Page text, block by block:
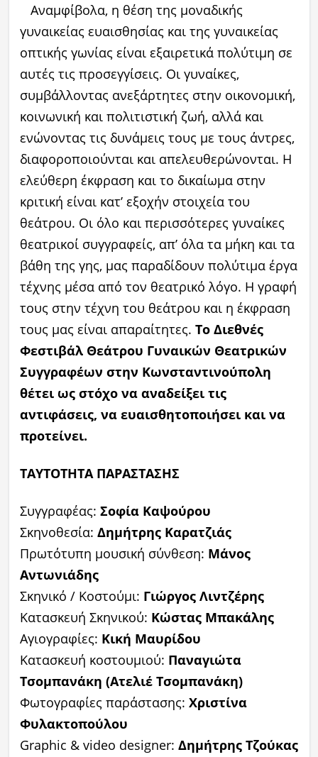
Αναμφίβολα, η θέση της μοναδικής
γυναικείας ευαισθησίας και της γυναικείας
οπτικής γωνίας είναι εξαιρετικά πολύτιμη σε
αυτές τις προσεγγίσεις. Οι γυναίκες,
συμβάλλοντας ανεξάρτητες στην οικονομική,
κοινωνική και πολιτιστική ζωή, αλλά και
ενώνοντας τις δυνάμεις τους με τους άντρες,
διαφοροποιούνται και απελευθερώνονται. Η
ελεύθερη έκφραση και το δικαίωμα στην
κριτική είναι κατ’ εξοχήν στοιχεία του
θεάτρου. Οι όλο και περισσότερες γυναίκες
θεατρικοί συγγραφείς, απ’ όλα τα μήκη και τα
βάθη της γης, μας παραδίδουν πολύτιμα έργα
τέχνης μέσα από τον θεατρικό λόγο. Η γραφή
τους στην τέχνη του θεάτρου και η έκφραση
τους μας είναι απαραίτητες. Το Διεθνές
Φεστιβάλ Θεάτρου Γυναικών Θεατρικών
Συγγραφέων στην Κωνσταντινούπολη
θέτει ως στόχο να αναδείξει τις
αντιφάσεις, να ευαισθητοποιήσει και να
προτείνει.
ΤΑΥΤΟΤΗΤΑ ΠΑΡΑΣΤΑΣΗΣ
Συγγραφέας: Σοφία Καψούρου
Σκηνοθεσία: Δημήτρης Καρατζιάς
Πρωτότυπη μουσική σύνθεση: Μάνος
Αντωνιάδης
Σκηνικό / Κοστούμι: Γιώργος Λιντζέρης
Κατασκευή Σκηνικού: Κώστας Μπακάλης
Αγιογραφίες: Κική Μαυρίδου
Κατασκευή κοστουμιού: Παναγιώτα
Τσομπανάκη (Ατελιέ Τσομπανάκη)
Φωτογραφίες παράστασης: Χριστίνα
Φυλακτοπούλου
Graphic & video designer: Δημήτρης Τζούκας